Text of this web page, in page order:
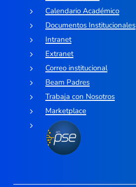
Calendario Académico
Documentos Institucionales
Intranet
Extranet
Correo institucional
Beam Padres
Trabaja con Nosotros
Marketplace